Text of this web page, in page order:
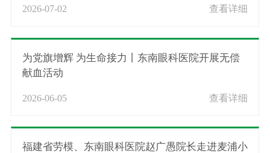
2026-07-02 查看详细
为党旗增辉 为生命接力丨东南眼科医院开展无偿
献血活动
2026-06-05 查看详细
福建省劳模、东南眼科医院赵广愚院长走进麦浦小